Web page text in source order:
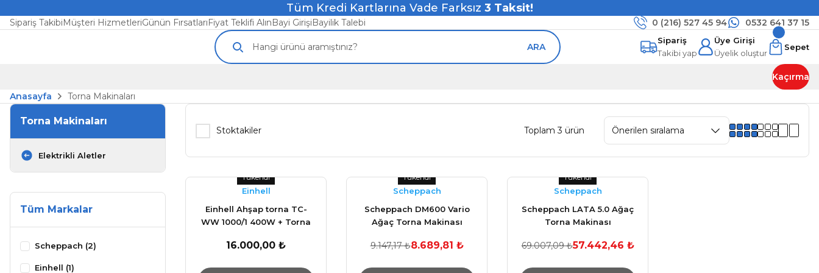
Tüm Kredi Kartlarına Vade Farksız 3 Taksit!
Sipariş TakibiMüşteri HizmetleriGünün FırsatlarıFiyat Teklifi AlınBayi GirişiBayilik Talebi 0 (216) 527 45 94 0532 641 37 15
ARA
Sipariş
Takibi yap
Üye Girişi
Üyelik oluştur
Sepet
Kaçırma
Anasayfa
Torna Makinaları
Torna Makinaları
Elektrikli Aletler
Tüm Markalar
Scheppach (2)
Einhell (1)
Stoktakiler Toplam 3 ürün
Tükendi
Einhell
Einhell Ahşap torna TC-
WW 1000/1 400W + Torna
16.000,00 ₺
Tükendi
Scheppach
Scheppach DM600 Vario
Ağaç Torna Makinası
9.147,17 ₺8.689,81 ₺
Tükendi
Scheppach
Scheppach LATA 5.0 Ağaç
Torna Makinası
69.007,09 ₺57.442,46 ₺